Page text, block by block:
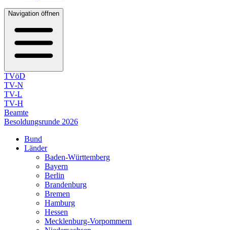
Navigation öffnen
TVöD
TV-N
TV-L
TV-H
Beamte
Besoldungsrunde 2026
Bund
Länder
Baden-Württemberg
Bayern
Berlin
Brandenburg
Bremen
Hamburg
Hessen
Mecklenburg-Vorpommern